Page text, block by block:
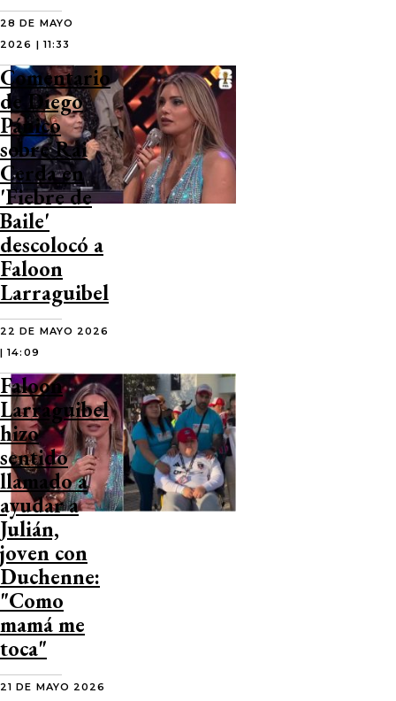
28 DE MAYO
2026 | 11:33
Comentario
de Diego
Pánico
sobre Rai
Cerda en
'Fiebre de
Baile'
descolocó a
Faloon
Larraguibel
22 DE MAYO 2026
| 14:09
Faloon
Larraguibel
hizo
sentido
llamado a
ayudar a
Julián,
joven con
Duchenne:
"Como
mamá me
toca"
21 DE MAYO 2026